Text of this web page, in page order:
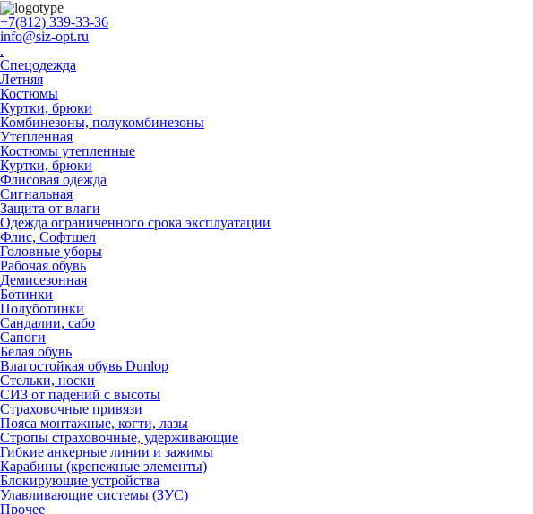
+7(812) 339-33-36
info@siz-opt.ru
.
Спецодежда
Летняя
Костюмы
Куртки, брюки
Комбинезоны, полукомбинезоны
Утепленная
Костюмы утепленные
Куртки, брюки
Флисовая одежда
Сигнальная
Защита от влаги
Одежда ограниченного срока эксплуатации
Флиc, Софтшел
Головные уборы
Рабочая обувь
Демисезонная
Ботинки
Полуботинки
Сандалии, сабо
Сапоги
Белая обувь
Влагостойкая обувь Dunlop
Стельки, носки
СИЗ от падений с высоты
Страховочные привязи
Пояса монтажные, когти, лазы
Стропы страховочные, удерживающие
Гибкие анкерные линии и зажимы
Карабины (крепежные элементы)
Блокирующие устройства
Улавливающие системы (ЗУС)
Прочее